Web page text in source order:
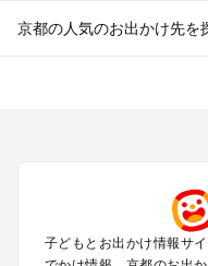
京都の人気のお出かけ先を
天橋立・舞鶴・丹後半島
福知山・綾部のプールお出
亀岡・湯の花・美山・丹
子どもとお出かけ情報サ